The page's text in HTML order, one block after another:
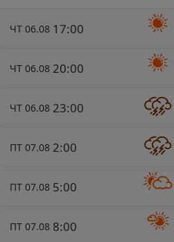
ЧТ 06.08 17:00
ЧТ 06.08 20:00
ЧТ 06.08 23:00
ПТ 07.08 2:00
ПТ 07.08 5:00
ПТ 07.08 8:00